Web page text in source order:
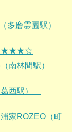
多磨霊園駅）
★★★★☆
（南林間駅）
葛西駅）
家ROZEO（町